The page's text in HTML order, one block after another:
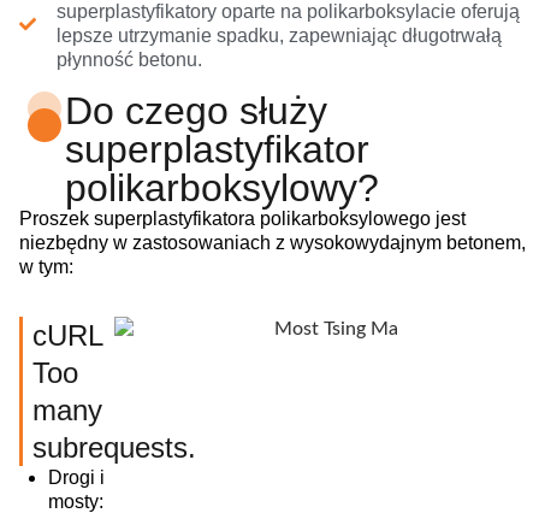
superplastyfikatory oparte na polikarboksylacie oferują
lepsze utrzymanie spadku, zapewniając długotrwałą
płynność betonu.
Do czego służy
superplastyfikator
polikarboksylowy?
Proszek superplastyfikatora polikarboksylowego jest
niezbędny w zastosowaniach z wysokowydajnym betonem,
w tym:
cURL
Too
many
subrequests.
Drogi i
mosty: